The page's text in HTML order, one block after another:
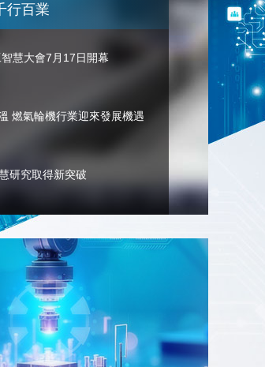
工智慧大會7月17日開
燃氣輪機行業迎來發展機遇
研究取得新突破